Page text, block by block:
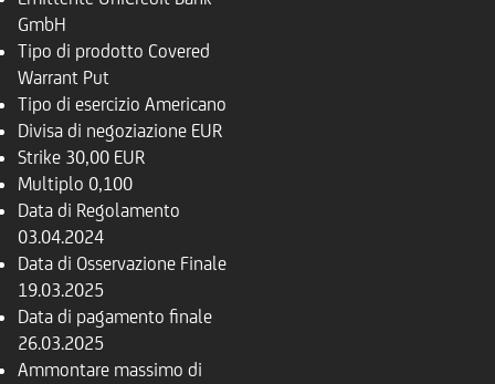
GmbH
Tipo di prodotto Covered
Warrant Put
Tipo di esercizio Americano
Divisa di negoziazione EUR
Strike 30,00 EUR
Multiplo 0,100
Data di Regolamento
03.04.2024
Data di Osservazione Finale
19.03.2025
Data di pagamento finale
26.03.2025
Ammontare massimo di